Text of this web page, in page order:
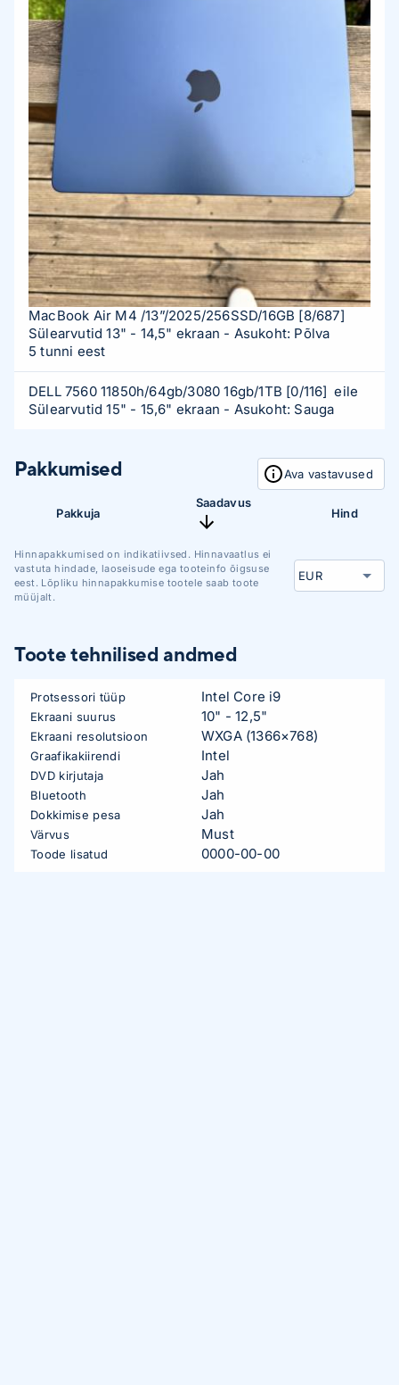
MacBook Air M4 /13”/2025/256SSD/16GB [8/687]
Sülearvutid 13" - 14,5" ekraan - Asukoht: Põlva
5 tunni eest
DELL 7560 11850h/64gb/3080 16gb/1TB [0/116]
Sülearvutid 15" - 15,6" ekraan - Asukoht: Sauga
eile
Pakkumised Ava vastavused
Pakkuja
Saadavus
Hind
Hinnapakkumised on indikatiivsed. Hinnavaatlus ei
vastuta hindade, laoseisude ega tooteinfo õigsuse
eest. Lõpliku hinnapakkumise tootele saab toote
müüjalt.
Toote tehnilised andmed
Protsessori tüüp Intel Core i9
Ekraani suurus 10" - 12,5"
Ekraani resolutsioon WXGA (1366×768)
Graafikakiirendi Intel
DVD kirjutaja Jah
Bluetooth Jah
Dokkimise pesa Jah
Värvus Must
Toode lisatud 0000-00-00